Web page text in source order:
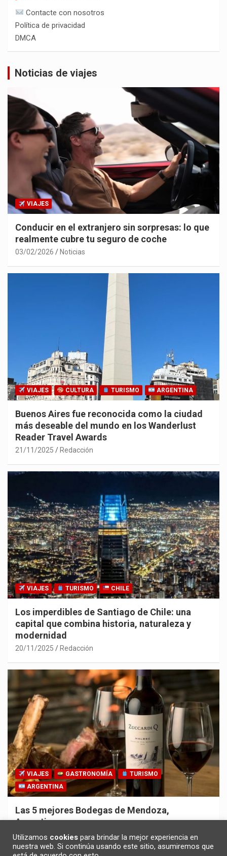
Contacte con nosotros
Política de privacidad
DMCA
Noticias de viajes
VIAJES
Conducir en el extranjero sin sorpresas: lo que
realmente cubre tu seguro de coche
03/02/2026 Noticias
VIAJES CULTURA TURISMO ARGENTINA
Buenos Aires fue reconocida como la ciudad
más deseable del mundo en los Wanderlust
Reader Travel Awards
21/11/2025 Redacción
VIAJES TURISMO CHILE
Los imperdibles de Santiago de Chile: una
capital que combina historia, naturaleza y
modernidad
20/11/2025 Redacción
VIAJES GASTRONOMÍA
TURISMO
ARGENTINA
Las 5 mejores Bodegas de Mendoza,
Argentina
30/10/2025 Redacción
Utilizamos cookies para brindar la mejor experiencia en
nuestra web. Si continúa usando este sitio, asumiremos que